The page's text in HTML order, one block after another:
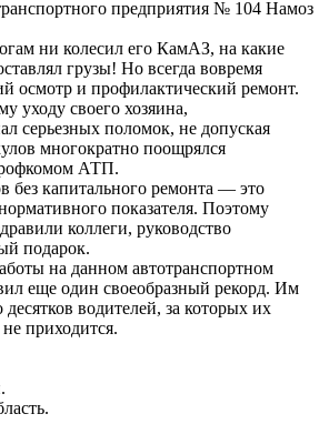
предприятия № 104 Намоз
ни колесил его КамАЗ, на какие
грузы! Но всегда вовремя
осмотр и профилактический ремонт.
уходу своего хозяина,
серьезных поломок, не допуская
многократно поощрялся
АТП.
без капитального ремонта — это
показателя. Поэтому
коллеги, руководство
подарок.
на данном автотранспортном
еще один своеобразный рекорд. Им
водителей, за которых их
приходится.